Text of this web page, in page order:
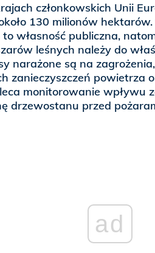
członkowskich Unii
130 milionów
własność publiczna,
leśnych należy do
narażone są na
zanieczyszczeń powietrza
monitorowanie wpływu
drzewostanu przed
ad